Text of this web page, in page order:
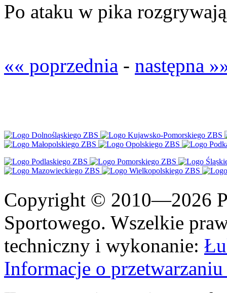
Po ataku w pika
«« poprzednia - następna
Copyright © 2010—2026
Sportowego. Wszelkie
techniczny i wykonanie:
Informacje o